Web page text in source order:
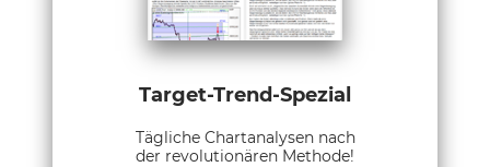
Target-Trend-Spezial
Tägliche Chartanalysen nach
der revolutionären Methode!